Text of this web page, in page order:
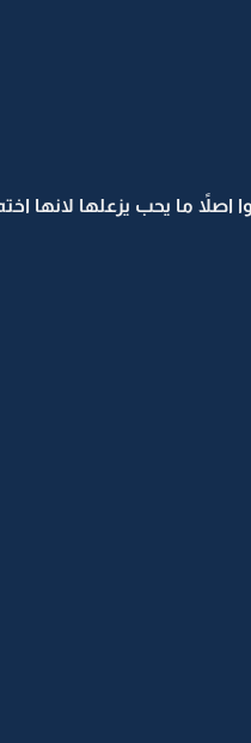
ما يحب يزعلها لانها اخته